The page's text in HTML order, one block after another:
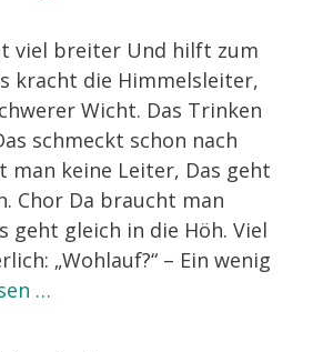
viel breiter Und hilft zum
kracht die Himmelsleiter,
Wicht. Das Trinken
schmeckt schon nach
man keine Leiter, Das geht
Chor Da braucht man
geht gleich in die Höh. Viel
„Wohlauf?“ – Ein wenig
…